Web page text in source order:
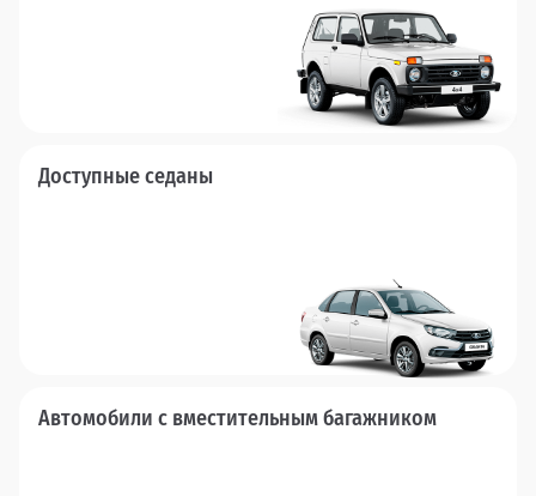
Доступные седаны
Автомобили с вместительным багажником